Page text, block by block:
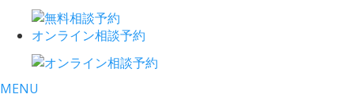
オンライン相談予約
MENU